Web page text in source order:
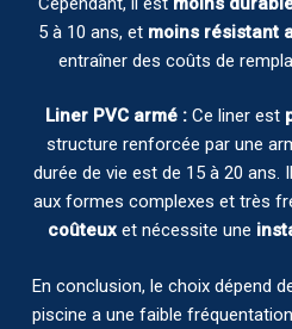
5 à 10 ans, et moins résistant
entraîner des coûts de
Liner PVC armé : Ce liner est
structure renforcée par une
durée de vie est de 15 à 20 ans.
aux formes complexes et très
coûteux et nécessite une
En conclusion, le choix dépend
piscine a une faible